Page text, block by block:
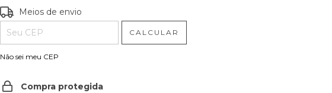
Entregas para o CEP:
Meios de envio
CALCULAR
Não sei meu CEP
Compra protegida